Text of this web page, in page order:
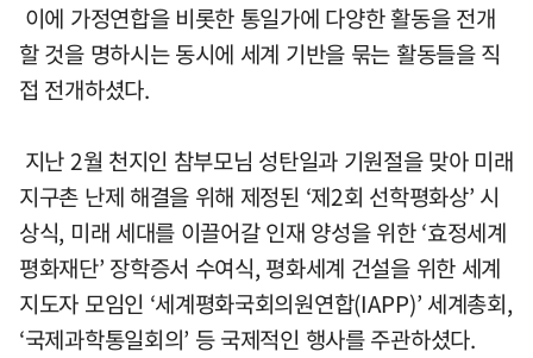
이에 가정연합을 비롯한 통일가에 다양한 활동을 전개
할 것을 명하시는 동시에 세계 기반을 묶는 활동들을 직
접 전개하셨다.
지난 2월 천지인 참부모님 성탄일과 기원절을 맞아 미래
지구촌 난제 해결을 위해 제정된 ‘제2회 선학평화상’ 시
상식, 미래 세대를 이끌어갈 인재 양성을 위한 ‘효정세계
평화재단’ 장학증서 수여식, 평화세계 건설을 위한 세계
지도자 모임인 ‘세계평화국회의원연합(IAPP)’ 세계총회,
‘국제과학통일회의’ 등 국제적인 행사를 주관하셨다.